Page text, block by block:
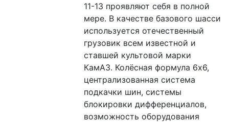
11-13 проявляют себя в полной
мере. В качестве базового шасси
используется отечественный
грузовик всем известной и
ставшей культовой марки
КамАЗ. Колёсная формула 6х6,
централизованная система
подкачки шин, системы
блокировки дифференциалов,
возможность оборудования